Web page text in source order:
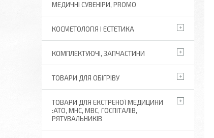
МЕДИЧНІ СУВЕНІРИ, PROMO
КОСМЕТОЛОГІЯ І ЕСТЕТИКА
КОМПЛЕКТУЮЧІ, ЗАПЧАСТИНИ
ТОВАРИ ДЛЯ ОБІГРІВУ
ТОВАРИ ДЛЯ ЕКСТРЕНОЇ МЕДИЦИНИ
:АТО, МНС, МВС, ГОСПІТАЛІВ,
РЯТУВАЛЬНИКІВ